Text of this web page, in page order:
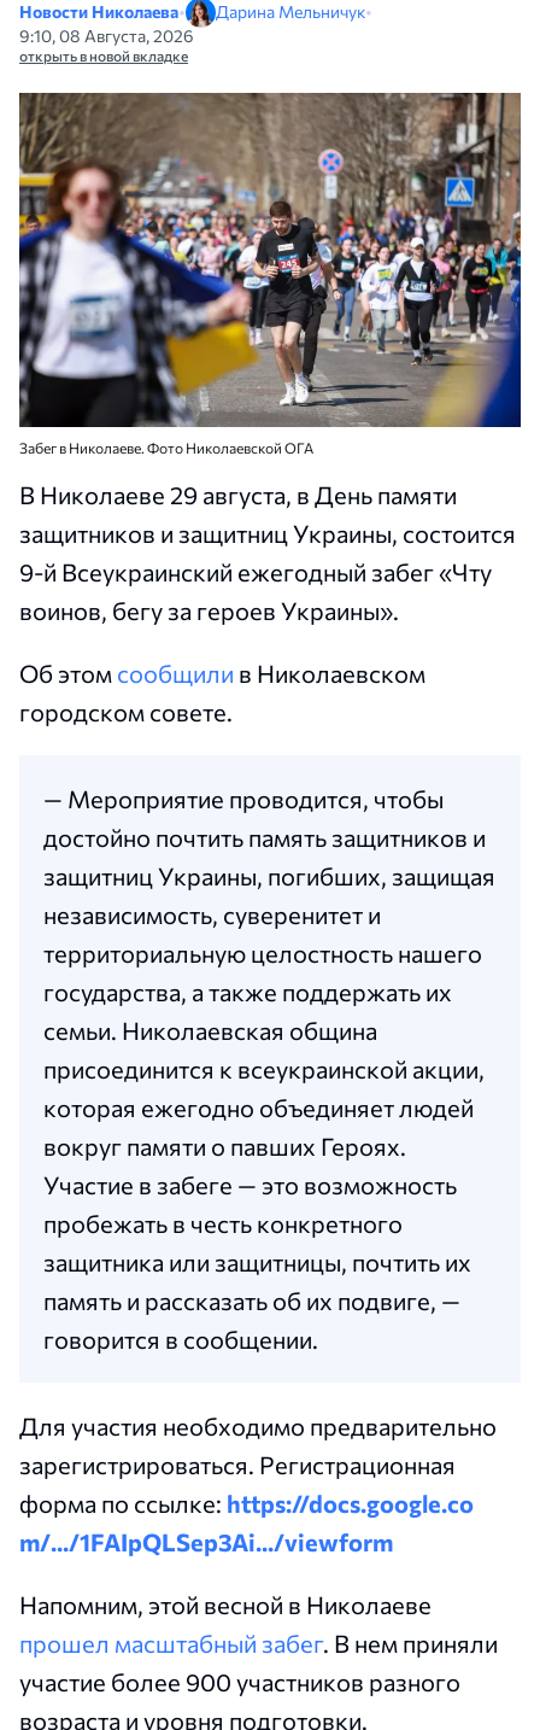
Новости Николаева• Дарина Мельничук•
9:10, 08 Августа, 2026
открыть в новой вкладке
Забег в Николаеве. Фото Николаевской ОГА
В Николаеве 29 августа, в День памяти
защитников и защитниц Украины, состоится
9-й Всеукраинский ежегодный забег «Чту
воинов, бегу за героев Украины».
Об этом сообщили в Николаевском
городском совете.
— Мероприятие проводится, чтобы
достойно почтить память защитников и
защитниц Украины, погибших, защищая
независимость, суверенитет и
территориальную целостность нашего
государства, а также поддержать их
семьи. Николаевская община
присоединится к всеукраинской акции,
которая ежегодно объединяет людей
вокруг памяти о павших Героях.
Участие в забеге — это возможность
пробежать в честь конкретного
защитника или защитницы, почтить их
память и рассказать об их подвиге, —
говорится в сообщении.
Для участия необходимо предварительно
зарегистрироваться. Регистрационная
форма по ссылке: https://docs.google.co
m/.../1FAIpQLSep3Ai.../viewform
Напомним, этой весной в Николаеве
прошел масштабный забег. В нем приняли
участие более 900 участников разного
возраста и уровня подготовки.